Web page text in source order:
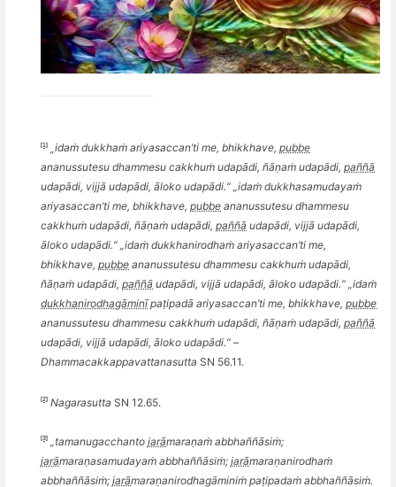
[1] idaṁ dukkhaṁ ariyasaccan’ti me, bhikkhave, pubbe
ananussutesu dhammesu cakkhuṁ udapādi, ñāṇaṁ udapādi, paññā
udapādi, vijjā udapādi, āloko udapādi.“ „idaṁ dukkhasamudayaṁ
ariyasaccan’ti me, bhikkhave, pubbe ananussutesu dhammesu
cakkhuṁ udapādi, ñāṇaṁ udapādi, paññā udapādi, vijjā udapādi,
āloko udapādi.“ „idaṁ dukkhanirodhaṁ ariyasaccan’ti me,
bhikkhave, pubbe ananussutesu dhammesu cakkhuṁ udapādi,
ñāṇaṁ udapādi, paññā udapādi, vijjā udapādi, āloko udapādi.“ „idaṁ
dukkhanirodhagāminīpaṭipadā ariyasaccan’ti me, bhikkhave, pubbe
ananussutesu dhammesu cakkhuṁ udapādi, ñāṇaṁ udapādi, paññā
udapādi, vijjā udapādi, āloko udapādi.“ –
Dhammacakkappavattanasutta SN 56.11.
[2] Nagarasutta SN 12.65.
[3] „tamanugacchanto jarāmaraṇaṁ abbhaññāsiṁ;
jarāmaraṇasamudayaṁ abbhaññāsiṁ; jarāmaraṇanirodhaṁ
abbhaññāsiṁ; jarāmaraṇanirodhagāminiṁ paṭipadaṁ abbhaññāsiṁ.